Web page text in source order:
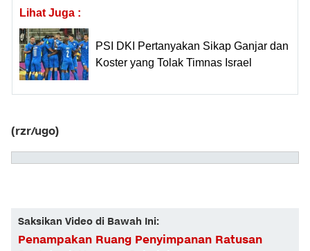
Lihat Juga :
PSI DKI Pertanyakan Sikap Ganjar dan
Koster yang Tolak Timnas Israel
(rzr/ugo)
Saksikan Video di Bawah Ini:
Penampakan Ruang Penyimpanan Ratusan